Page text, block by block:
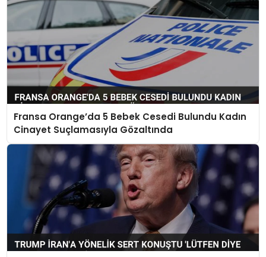
Fransa Orange’da 5 Bebek Cesedi Bulundu Kadın
Cinayet Suçlamasıyla Gözaltında